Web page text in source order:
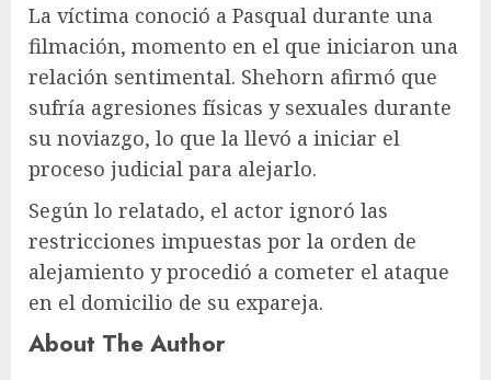
La víctima conoció a Pasqual durante una
filmación, momento en el que iniciaron una
relación sentimental. Shehorn afirmó que
sufría agresiones físicas y sexuales durante
su noviazgo, lo que la llevó a iniciar el
proceso judicial para alejarlo.
Según lo relatado, el actor ignoró las
restricciones impuestas por la orden de
alejamiento y procedió a cometer el ataque
en el domicilio de su expareja.
About The Author